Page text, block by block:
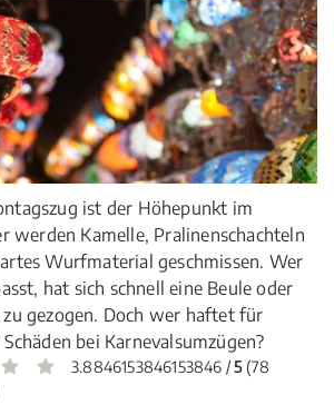
ist der Höhepunkt im
werden Kamelle, Pralinenschachteln
Wurfmaterial geschmissen. Wer
hat sich schnell eine Beule oder
zu gezogen. Doch wer haftet für
bei Karnevalsumzügen?
3.8846153846153846 /5(78